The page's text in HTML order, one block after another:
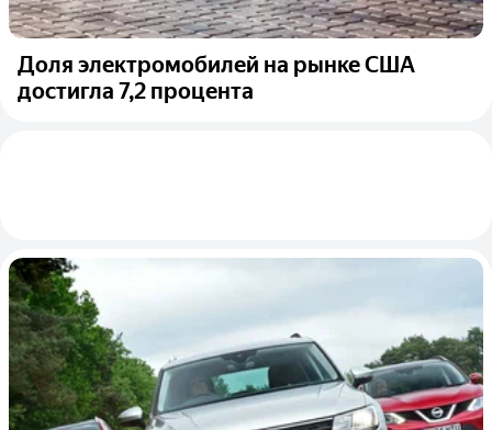
Доля электромобилей на рынке США
достигла 7,2 процента